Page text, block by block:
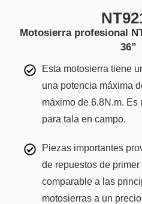
Motosierra profesional
36”
Esta motosierra tiene
una potencia máxima
máximo de 6.8N.m. Es
para tala en campo.
Piezas importantes
de repuestos de
comparable a las
motosierras a un